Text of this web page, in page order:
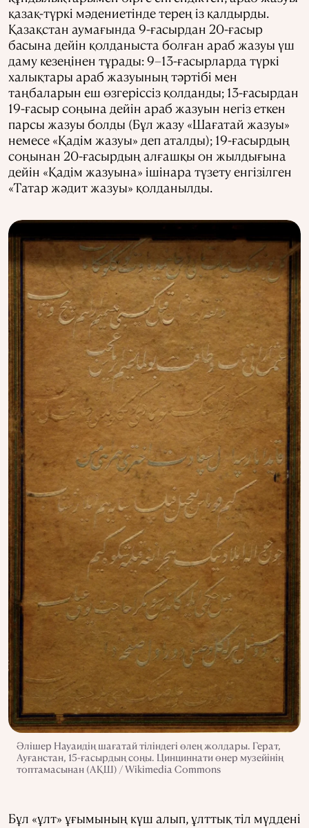
қазақ-түркі мәдениетінде терең із қалдырды.
Қазақстан аумағында 9-ғасырдан 20-ғасыр
басына дейін қолданыста болған араб жазуы үш
даму кезеңінен тұрады: 9–13-ғасырларда түркі
халықтары араб жазуының тәртібі мен
таңбаларын еш өзгеріссіз қолданды; 13-ғасырдан
19-ғасыр соңына дейін араб жазуын негіз еткен
парсы жазуы болды (Бұл жазу «Шағатай жазуы»
немесе «Қадім жазуы» деп аталды); 19-ғасырдың
соңынан 20-ғасырдың алғашқы он жылдығына
дейін «Қадім жазуына» ішінара түзету енгізілген
«Татар жәдит жазуы» қолданылды.
Әлішер Науаидің шағатай тіліндегі өлең жолдары. Герат,
Ауғанстан, 15-ғасырдың соңы. Цинциннати өнер музейінің
топтамасынан (АҚШ) / Wikimedia Commons
Бұл «ұлт» ұғымының күш алып, ұлттық тіл мүддені